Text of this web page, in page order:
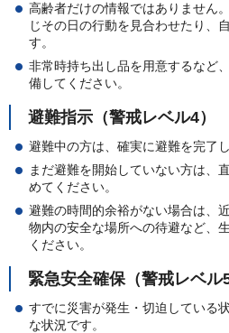
高齢者だけの情報ではありません
じその日の行動を見合わせたり、
す。
非常時持ち出し品を用意するなど
備してください。
避難指示（警戒レベル4）
避難中の方は、確実に避難を完了
まだ避難を開始していない方は、
めてください。
避難の時間的余裕がない場合は、
物内の安全な場所への待避など、
ください。
緊急安全確保（警戒レベル5
すでに災害が発生・切迫している
な状況です。